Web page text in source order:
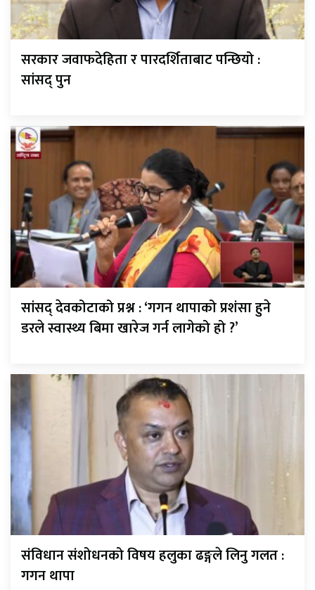
सरकार जवाफदेहिता र पारदर्शिताबाट पन्छियो :
सांसद् पुन
सांसद् देवकोटाको प्रश्न : ‘गगन थापाको प्रशंसा हुने
डरले स्वास्थ्य बिमा खारेज गर्न लागेको हो ?’
संविधान संशोधनको विषय हलुका ढङ्गले लिनु गलत :
गगन थापा